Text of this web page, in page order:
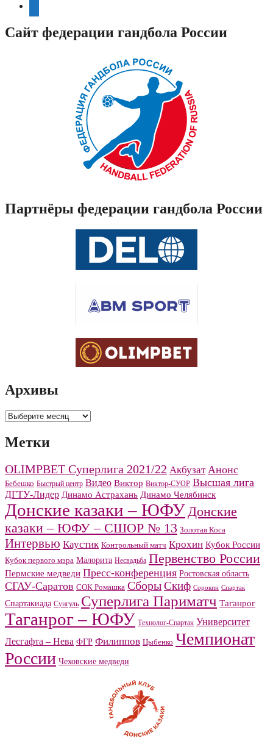
Сайт федерации гандбола России
Партнёры федерации гандбола России
Архивы
Архивы
Метки
OLIMPBET Суперлига 2021/22 Акбузат Анонс
Бебешко Быстрый центр Видео Виктор Виктор-СУОР Высшая лига
ДГТУ-Лидер Динамо Астрахань Динамо Челябинск
Донские казаки – ЮФУДонские
казаки – ЮФУ – СШОР № 13 Золотая Коса
Интервью Каустик Контрольный матч Крохин Кубок России
Кубок первого мэра Малорита Несвадьба Первенство России
Пермские медведи Пресс-конференция Ростовская область
СГАУ-Саратов СОК Ромашка СборыСкиф Сорокин Спартак
Спартакиада Сунгуль Суперлига Париматч Таганрог
Таганрог – ЮФУ Технолог-Спартак Университет
Лесгафта – Нева ФГР Филиппов Цыбенко Чемпионат
России Чеховские медведи